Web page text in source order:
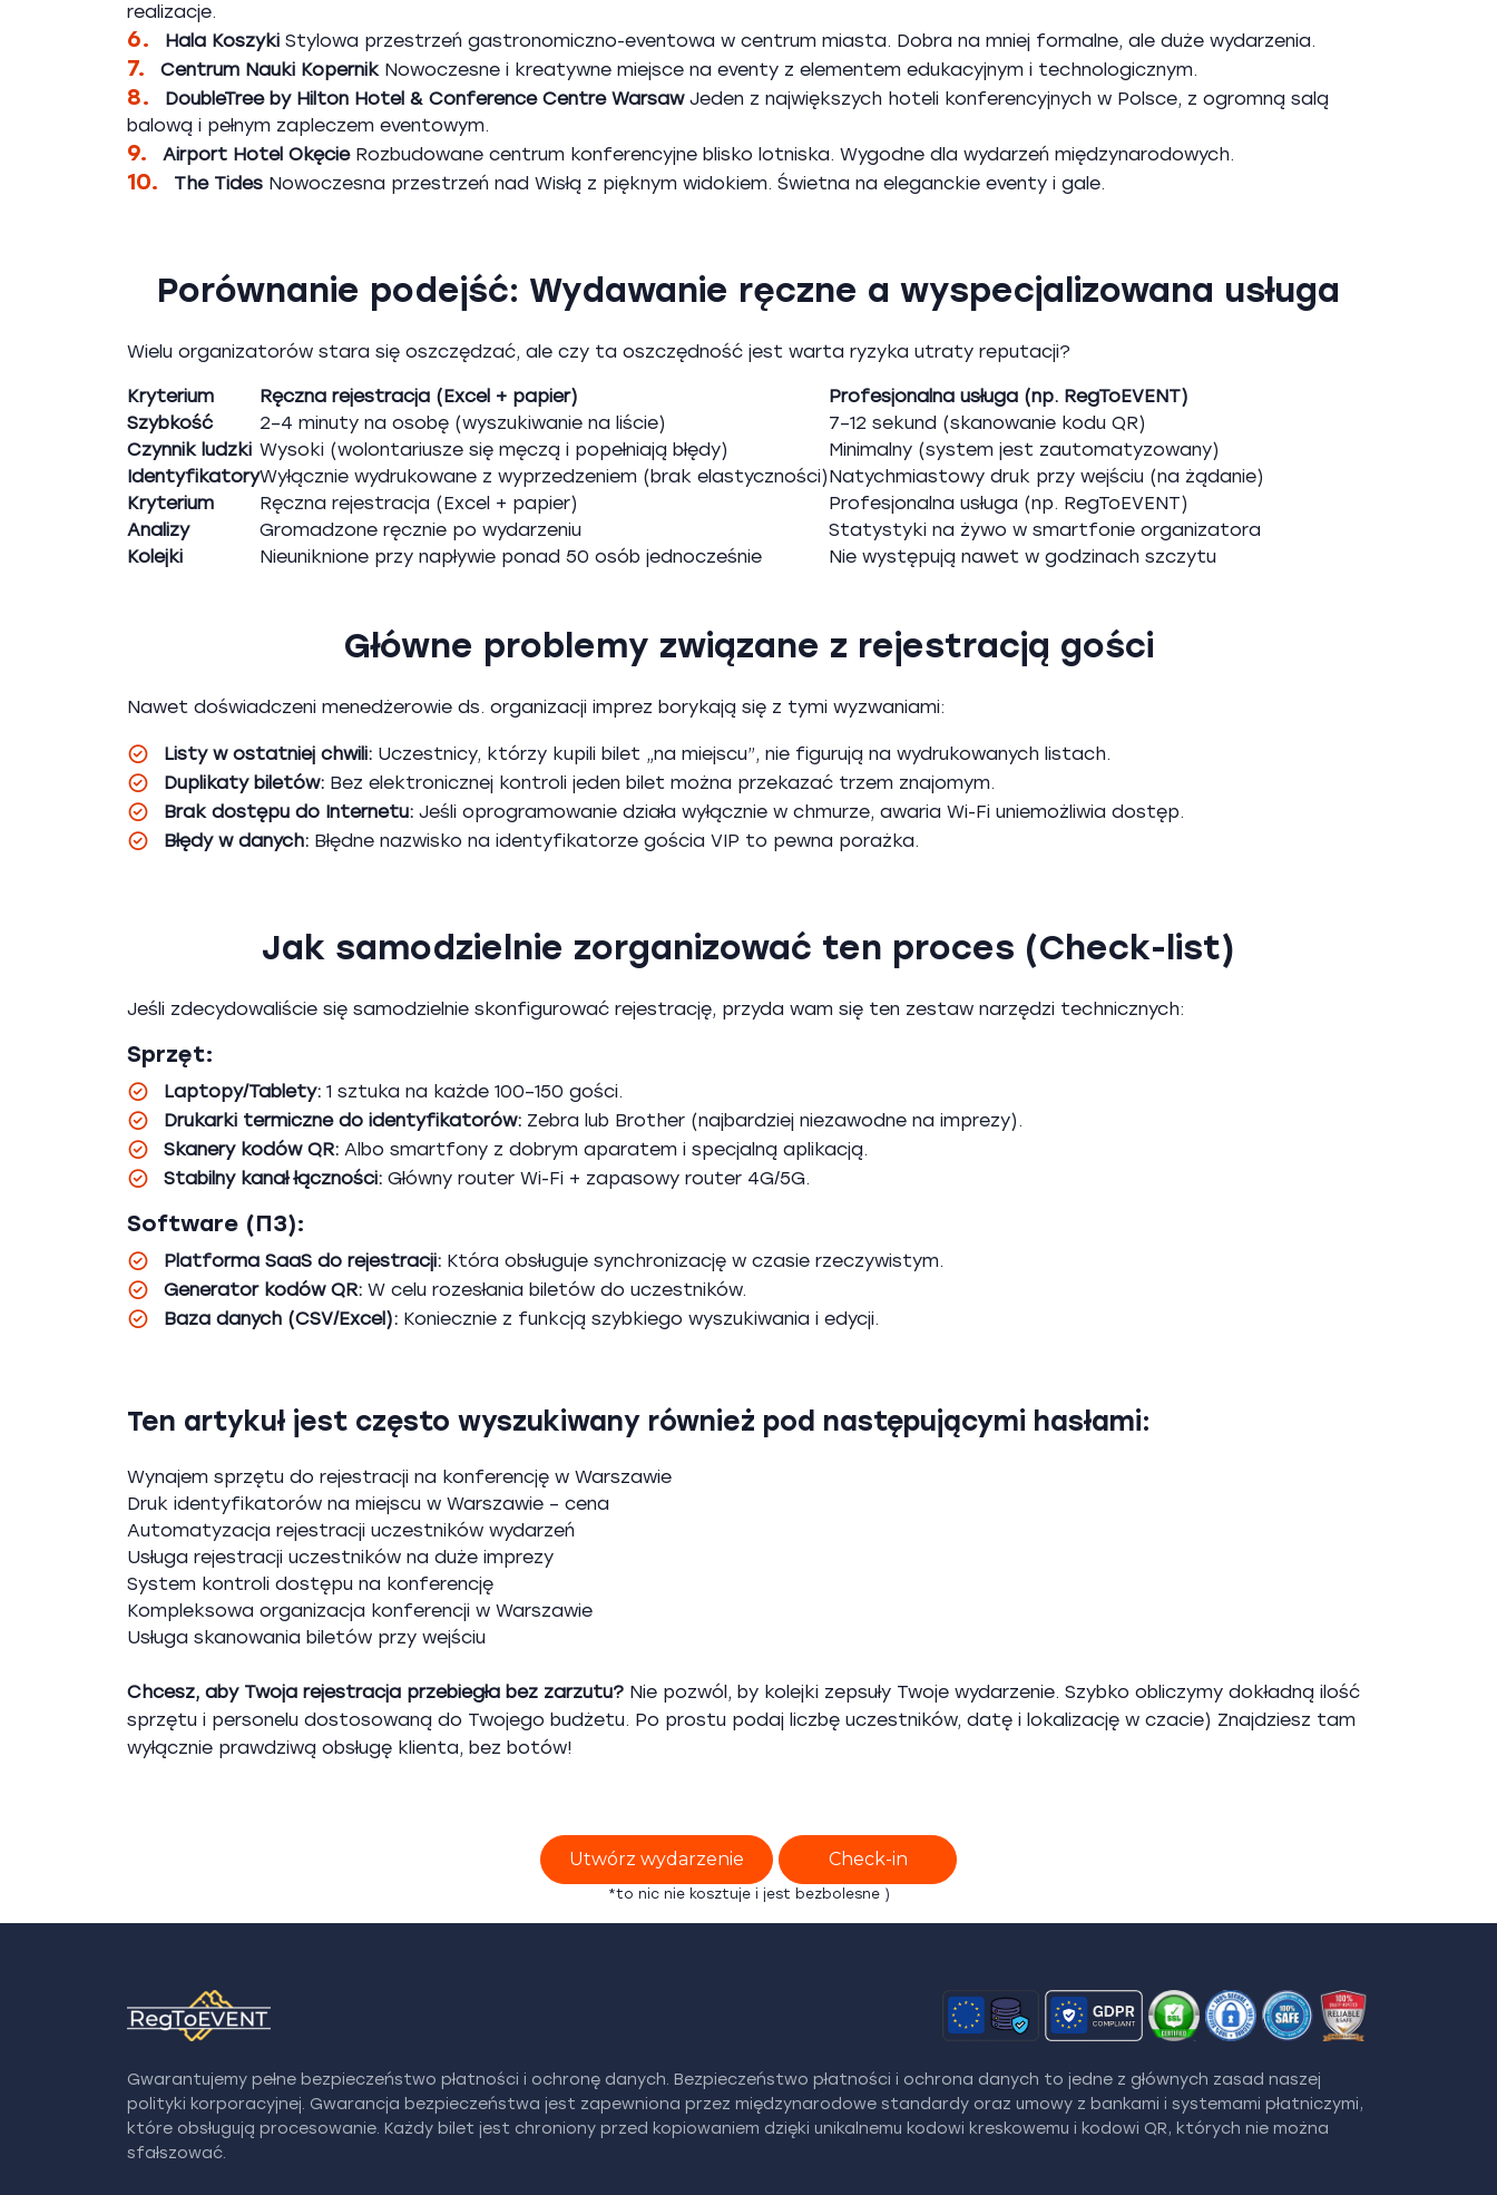
realizacje.
6. Hala Koszyki Stylowa przestrzeń gastronomiczno-eventowa w centrum miasta. Dobra na mniej formalne, ale duże wydarzenia.
7. Centrum Nauki KopernikNowoczesne i kreatywne miejsce na eventy z elementem edukacyjnym i technologicznym.
8. DoubleTree by Hilton Hotel & Conference Centre WarsawJeden z największych hoteli konferencyjnych w Polsce, z ogromną salą
balową i pełnym zapleczem eventowym.
9. Airport Hotel OkęcieRozbudowane centrum konferencyjne blisko lotniska. Wygodne dla wydarzeń międzynarodowych.
10. The Tides Nowoczesna przestrzeń nad Wisłą z pięknym widokiem. Świetna na eleganckie eventy i gale.
Porównanie podejść: Wydawanie ręczne a wyspecjalizowana usługa
Wielu organizatorów stara się oszczędzać, ale czy ta oszczędność jest warta ryzyka utraty reputacji?
Tabela porównawcza najważniejszych funkcji
Kryterium Ręczna rejestracja (Excel + papier)
Profesjonalna usługa (np. RegToEVENT)
Szybkość
2–4 minuty na osobę (wyszukiwanie na liście)
7–12 sekund (skanowanie kodu QR)
Czynnik ludzki Wysoki (wolontariusze się męczą i popełniają błędy)
Minimalny (system jest zautomatyzowany)
IdentyfikatoryWyłącznie wydrukowane z wyprzedzeniem (brak elastyczności)Natychmiastowy druk przy wejściu (na żądanie)
Kryterium
Ręczna rejestracja (Excel + papier)
Profesjonalna usługa (np. RegToEVENT)
Analizy
Gromadzone ręcznie po wydarzeniu
Statystyki na żywo w smartfonie organizatora
Kolejki
Nieuniknione przy napływie ponad 50 osób jednocześnie Nie występują nawet w godzinach szczytu
Główne problemy związane z rejestracją gości
Nawet doświadczeni menedżerowie ds. organizacji imprez borykają się z tymi wyzwaniami:
Listy w ostatniej chwili: Uczestnicy, którzy kupili bilet „na miejscu”, nie figurują na wydrukowanych listach.
Duplikaty biletów: Bez elektronicznej kontroli jeden bilet można przekazać trzem znajomym.
Brak dostępu do Internetu: Jeśli oprogramowanie działa wyłącznie w chmurze, awaria Wi-Fi uniemożliwia dostęp.
Błędy w danych: Błędne nazwisko na identyfikatorze gościa VIP to pewna porażka.
Jak samodzielnie zorganizować ten proces (Check-list)
Jeśli zdecydowaliście się samodzielnie skonfigurować rejestrację, przyda wam się ten zestaw narzędzi technicznych:
Sprzęt:
Laptopy/Tablety: 1 sztuka na każde 100–150 gości.
Drukarki termiczne do identyfikatorów: Zebra lub Brother (najbardziej niezawodne na imprezy).
Skanery kodów QR: Albo smartfony z dobrym aparatem i specjalną aplikacją.
Stabilny kanał łączności: Główny router Wi-Fi + zapasowy router 4G/5G.
Software (ПЗ):
Platforma SaaS do rejestracji: Która obsługuje synchronizację w czasie rzeczywistym.
Generator kodów QR: W celu rozesłania biletów do uczestników.
Baza danych (CSV/Excel): Koniecznie z funkcją szybkiego wyszukiwania i edycji.
Ten artykuł jest często wyszukiwany również pod następującymi hasłami:
Wynajem sprzętu do rejestracji na konferencję w Warszawie
Druk identyfikatorów na miejscu w Warszawie – cena
Automatyzacja rejestracji uczestników wydarzeń
Usługa rejestracji uczestników na duże imprezy
System kontroli dostępu na konferencję
Kompleksowa organizacja konferencji w Warszawie
Usługa skanowania biletów przy wejściu
Chcesz, aby Twoja rejestracja przebiegła bez zarzutu? Nie pozwól, by kolejki zepsuły Twoje wydarzenie. Szybko obliczymy dokładną ilość
sprzętu i personelu dostosowaną do Twojego budżetu. Po prostu podaj liczbę uczestników, datę i lokalizację w czacie) Znajdziesz tam
wyłącznie prawdziwą obsługę klienta, bez botów!
Utwórz wydarzenie Check-in
*to nic nie kosztuje i jest bezbolesne )
Gwarantujemy pełne bezpieczeństwo płatności i ochronę danych. Bezpieczeństwo płatności i ochrona danych to jedne z głównych zasad naszej
polityki korporacyjnej. Gwarancja bezpieczeństwa jest zapewniona przez międzynarodowe standardy oraz umowy z bankami i systemami płatniczymi,
które obsługują procesowanie. Każdy bilet jest chroniony przed kopiowaniem dzięki unikalnemu kodowi kreskowemu i kodowi QR, których nie można
sfałszować.